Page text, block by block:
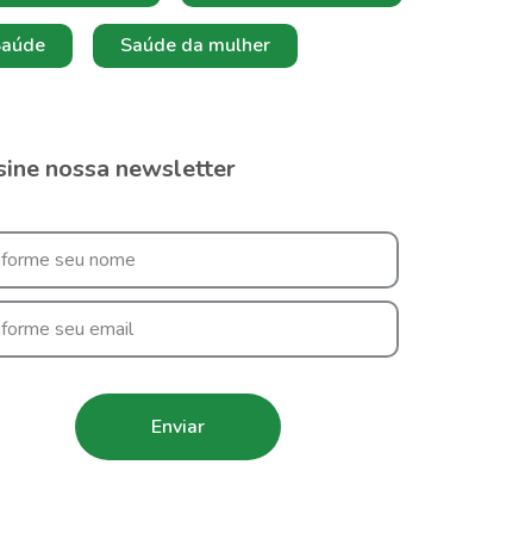
Saúde da mulher
nossa newsletter